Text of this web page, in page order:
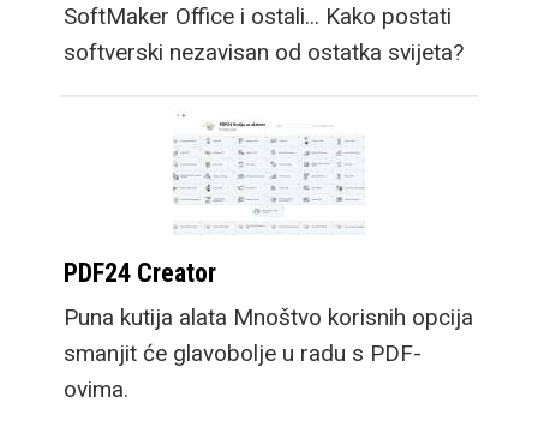
SoftMaker Office i ostali... Kako postati
softverski nezavisan od ostatka svijeta?
PDF24 Creator
Puna kutija alata Mnoštvo korisnih opcija
smanjit će glavobolje u radu s PDF-
ovima.